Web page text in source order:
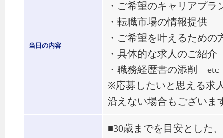
当日の内容
・ご希望のキャリアプラ
・転職市場の情報提供
・ご希望を叶えるための
・具体的な求人のご紹介
・職務経歴書の添削 etc
※応募したいと思える求
沿えない場合もございま
■30歳までを目安とした